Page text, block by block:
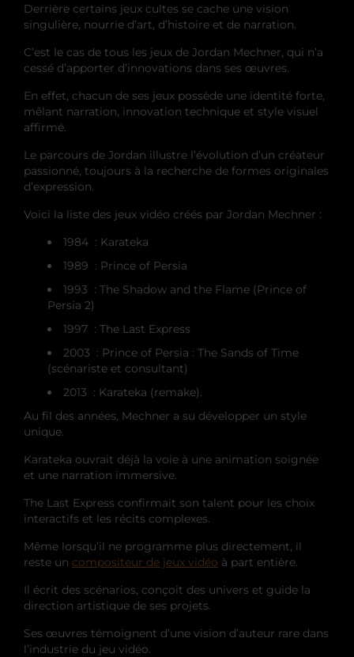
Derrière certains jeux cultes se cache une vision
singulière, nourrie d’art, d’histoire et de narration.
C’est le cas de tous les jeux de Jordan Mechner, qui n’a
cessé d’apporter d’innovations dans ses œuvres.
En effet, chacun de ses jeux possède une identité forte,
mêlant narration, innovation technique et style visuel
affirmé.
Le parcours de Jordan illustre l’évolution d’un créateur
passionné, toujours à la recherche de formes originales
d’expression.
Voici la liste des jeux vidéo créés par Jordan Mechner :
1984 : Karateka
1989 : Prince of Persia
1993 : The Shadow and the Flame (Prince of
Persia 2)
1997 : The Last Express
2003 : Prince of Persia : The Sands of Time
(scénariste et consultant)
2013 : Karateka (remake).
Au fil des années, Mechner a su développer un style
unique.
Karateka ouvrait déjà la voie à une animation soignée
et une narration immersive.
The Last Express confirmait son talent pour les choix
interactifs et les récits complexes.
Même lorsqu’il ne programme plus directement, il
reste un compositeur de jeux vidéo à part entière.
Il écrit des scénarios, conçoit des univers et guide la
direction artistique de ses projets.
Ses œuvres témoignent d’une vision d’auteur rare dans
l’industrie du jeu vidéo.